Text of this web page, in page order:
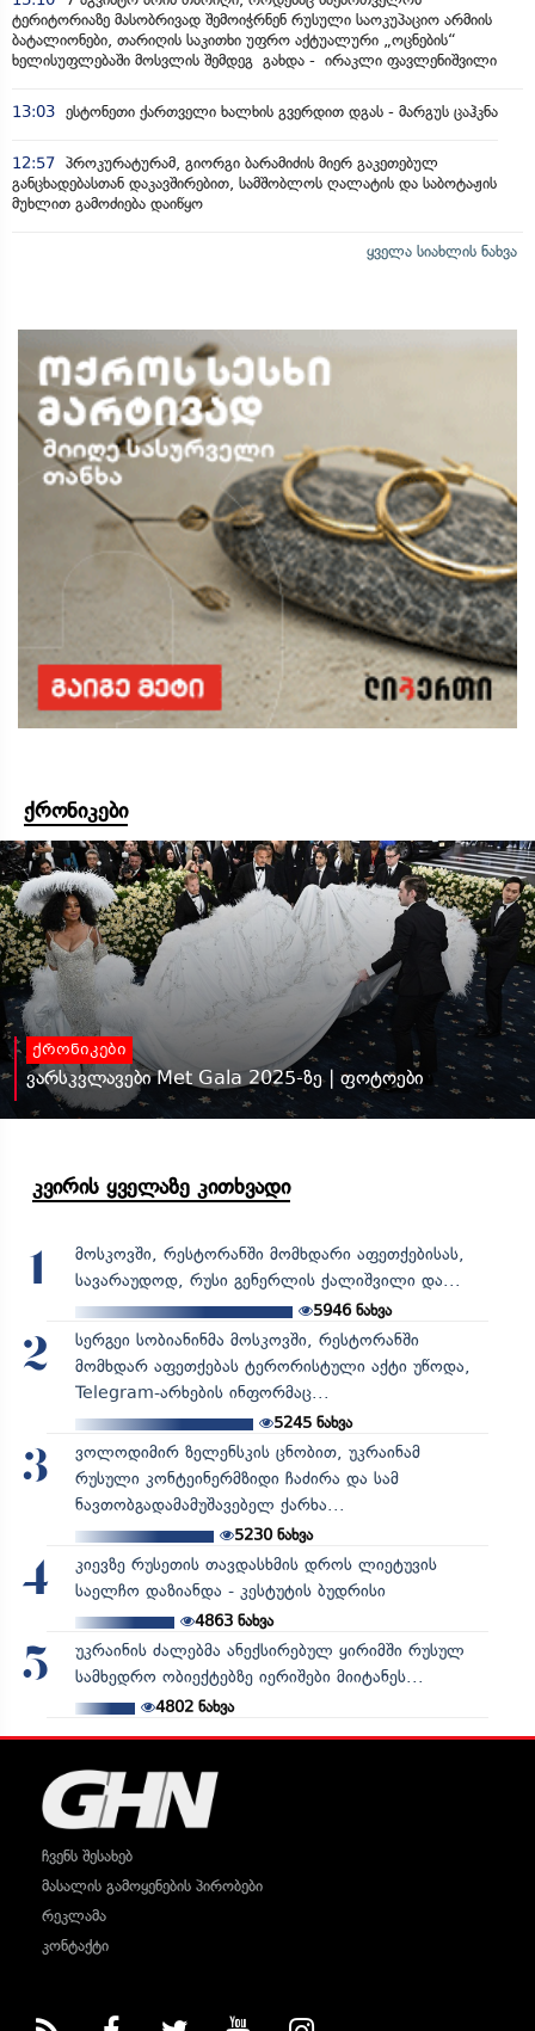
ტერიტორიაზე მასობრივად შემოიჭრნენ რუსული საოკუპაციო არმიის
ბატალიონები, თარიღის საკითხი უფრო აქტუალური „ოცნების“
ხელისუფლებაში მოსვლის შემდეგ გახდა - ირაკლი ფავლენიშვილი
13:03 ესტონეთი ქართველი ხალხის გვერდით დგას - მარგუს ცაჰკნა
12:57 პროკურატურამ, გიორგი ბარამიძის მიერ გაკეთებულ
განცხადებასთან დაკავშირებით, სამშობლოს ღალატის და საბოტაჟის
მუხლით გამოძიება დაიწყო
ყველა სიახლის ნახვა
ქრონიკები
ქრონიკები
ვარსკვლავები Met Gala 2025-ზე | ფოტოები
კვირის ყველაზე კითხვადი
1
მოსკოვში, რესტორანში მომხდარი აფეთქებისას,
სავარაუდოდ, რუსი გენერლის ქალიშვილი და...
5946ნახვა
2
სერგეი სობიანინმა მოსკოვში, რესტორანში
მომხდარ აფეთქებას ტერორისტული აქტი უწოდა,
Telegram-არხების ინფორმაც...
5245ნახვა
3
ვოლოდიმირ ზელენსკის ცნობით, უკრაინამ
რუსული კონტეინერმზიდი ჩაძირა და სამ
ნავთობგადამამუშავებელ ქარხა...
5230ნახვა
4
კიევზე რუსეთის თავდასხმის დროს ლიეტუვის
საელჩო დაზიანდა - კესტუტის ბუდრისი
4863ნახვა
5
უკრაინის ძალებმა ანექსირებულ ყირიმში რუსულ
სამხედრო ობიექტებზე იერიშები მიიტანეს...
4802ნახვა
ჩვენს შესახებ
მასალის გამოყენების პირობები
რეკლამა
კონტაქტი